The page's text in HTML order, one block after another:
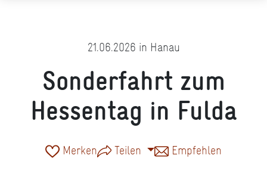
21.06.2026 in Hanau
Sonderfahrt zum
Hessentag in Fulda
Merken Teilen Empfehlen